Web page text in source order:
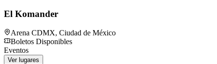
El Komander
Arena CDMX, Ciudad de México
Boletos Disponibles
Eventos
Ver lugares